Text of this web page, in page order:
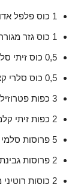
1 כוס פלפל אדום קצוץ
1 כוס גזר מגורר (משקית)
0,5 כוס זיתי סלט פרוסים עם פימיינטו
0,5 כוס סלרי קצוץ
3 כפות פטרוזיליה איטלקית טרייה, קצוצה
2 כפות זיתי קלמטה, חצויים
5 פרוסות סלמי קשה, חתוכות ברצועות דקות
2 פרוסות גבינת פרובולון חתוכה ברצועות דקות
2 כוסות רוטיני מחיטה מלאה (פסטה ספירלה)